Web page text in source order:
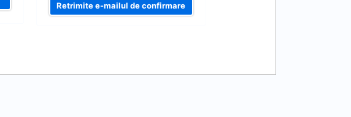
Retrimite e-mailul de confirmare